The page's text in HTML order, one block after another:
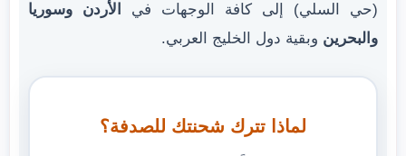
(حي السلي) إلى كافة الوجهات في
الأردن وسوريا
والبحرين وبقية دول الخليج العربي.
لماذا تترك شحنتك للصدفة؟